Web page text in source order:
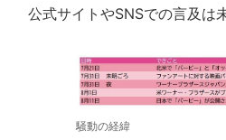
公式サイトやSNSでの言及は
騒動の経緯